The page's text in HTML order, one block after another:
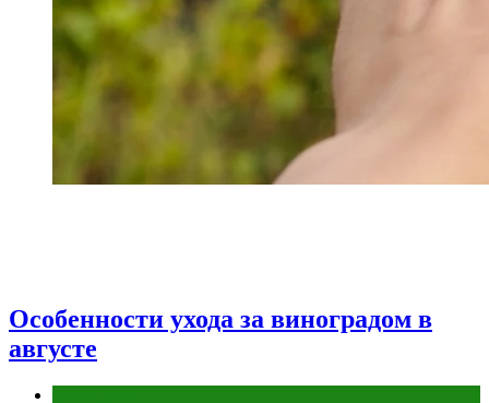
Особенности ухода за виноградом в
августе